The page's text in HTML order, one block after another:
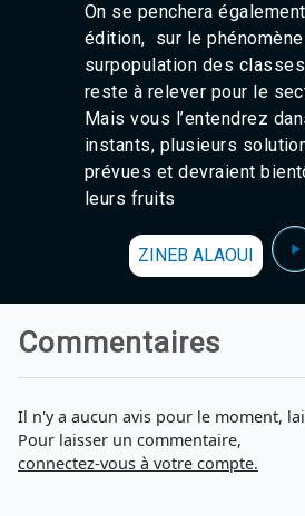
On se penchera
édition, sur le
surpopulation des
reste à relever pour le
Mais vous l’entendrez
instants, plusieurs
prévues et devraient
leurs fruits
ZINEB ALAOUI
Commentaires
Il n'y a aucun avis pour le moment,
Pour laisser un commentaire,
connectez-vous à votre compte.